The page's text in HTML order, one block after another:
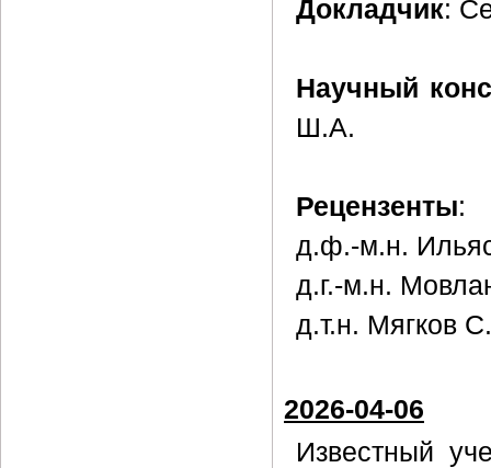
Докладчик:
Научный
Ш.А.
Рецензенты:
д.ф.-м.н.
д.г.-м.н.
д.т.н. Мягков
2026-04-06
Известный